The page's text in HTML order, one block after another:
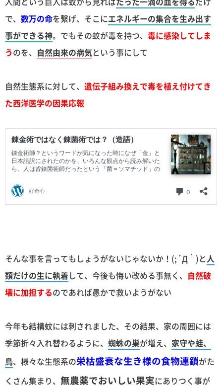
で、 数万の命を繋げ、そこにエネルギーの集合を生み出す
事ができる神。でもその蚊が毒を持つ、 毒に感染してしま
うのを、 自然由来の病気という事にして
自然生態系に対して、 遺伝子組み換えで毒を植え付けてき
た西洋医学の因果応報
そんな事を言ってもしょうがないじゃないか！(;´Д｀)と 人
類だけの生に執着して、今後も悔い改める事無く、 自然破
壊に加担するのであれば愚かで救いようがない
今年も結構蚊には刺されました、その結果、家の周囲には
季節折々入れ替わるように、 蜘蛛の巣が増え、 家守や蛙、
鳥、様々な生態系の栄枯盛衰な生き様の食物連鎖がた
くさん集まり、 無農薬でおいしい果実にありつく事が